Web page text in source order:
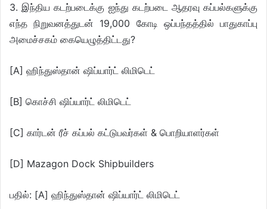
3. இந்திய கடற்படைக்கு ஐந்து கடற்படை ஆதரவு கப்பல்களுக்கு
எந்த நிறுவனத்துடன் 19,000 கோடி ஒப்பந்தத்தில் பாதுகாப்பு
அமைச்சகம் கையெழுத்திட்டது?
[A] ஹிந்துஸ்தான் ஷிப்யார்ட் லிமிடெட்
[B] கொச்சி ஷிப்யார்ட் லிமிடெட்
[C] கார்டன் ரீச் கப்பல் கட்டுபவர்கள் & பொறியாளர்கள்
[D] Mazagon Dock Shipbuilders
பதில்: [A] ஹிந்துஸ்தான் ஷிப்யார்ட் லிமிடெட்